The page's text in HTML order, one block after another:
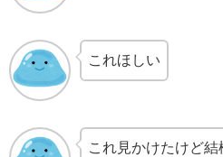
これほしい
これ見かけたけど結